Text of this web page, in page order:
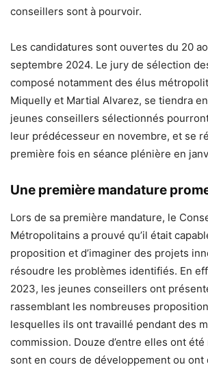
conseillers sont à pourvoir.
Les candidatures sont ouvertes du 20
septembre 2024. Le jury de sélection
composé notamment des élus
Miquelly et Martial Alvarez, se tiendra
jeunes conseillers sélectionnés
leur prédécesseur en novembre, et se
première fois en séance plénière en
Une première mandature
Lors de sa première mandature, le
Métropolitains a prouvé qu’il était
proposition et d’imaginer des projets
résoudre les problèmes identifiés. En
2023, les jeunes conseillers ont
rassemblant les nombreuses
lesquelles ils ont travaillé pendant des
commission. Douze d’entre elles ont
sont en cours de développement ou ont